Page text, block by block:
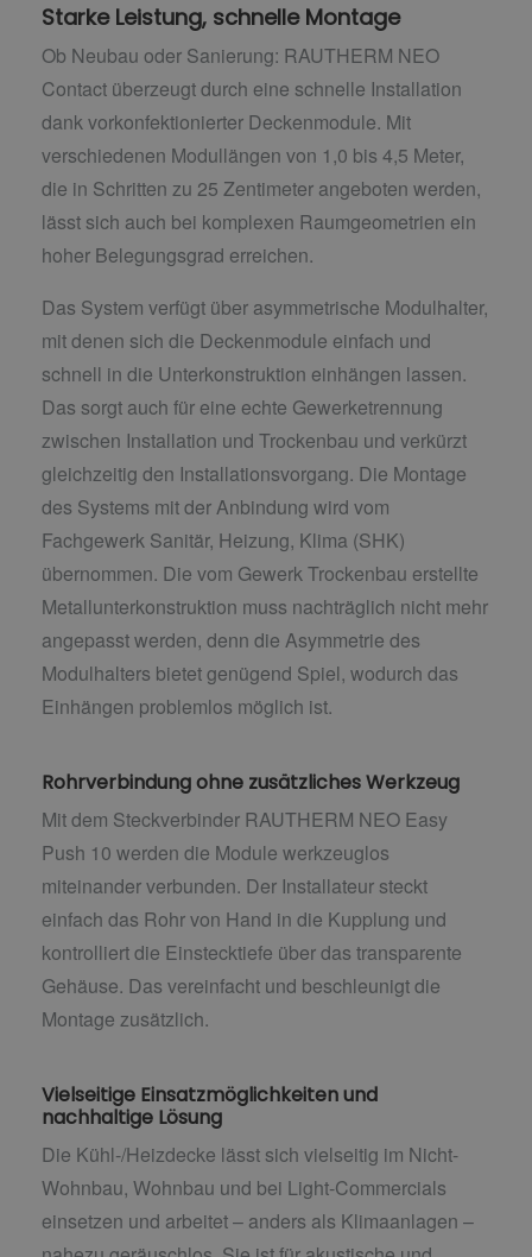
Starke Leistung, schnelle Montage
Ob Neubau oder Sanierung: RAUTHERM NEO
Contact überzeugt durch eine schnelle Installation
dank vorkonfektionierter Deckenmodule. Mit
verschiedenen Modullängen von 1,0 bis 4,5 Meter,
die in Schritten zu 25 Zentimeter angeboten werden,
lässt sich auch bei komplexen Raumgeometrien ein
hoher Belegungsgrad erreichen.
Das System verfügt über asymmetrische Modulhalter,
mit denen sich die Deckenmodule einfach und
schnell in die Unterkonstruktion einhängen lassen.
Das sorgt auch für eine echte Gewerketrennung
zwischen Installation und Trockenbau und verkürzt
gleichzeitig den Installationsvorgang. Die Montage
des Systems mit der Anbindung wird vom
Fachgewerk Sanitär, Heizung, Klima (SHK)
übernommen. Die vom Gewerk Trockenbau erstellte
Metallunterkonstruktion muss nachträglich nicht mehr
angepasst werden, denn die Asymmetrie des
Modulhalters bietet genügend Spiel, wodurch das
Einhängen problemlos möglich ist.
Rohrverbindung ohne zusätzliches Werkzeug
Mit dem Steckverbinder RAUTHERM NEO Easy
Push 10 werden die Module werkzeuglos
miteinander verbunden. Der Installateur steckt
einfach das Rohr von Hand in die Kupplung und
kontrolliert die Einstecktiefe über das transparente
Gehäuse. Das vereinfacht und beschleunigt die
Montage zusätzlich.
Vielseitige Einsatzmöglichkeiten und
nachhaltige Lösung
Die Kühl-/Heizdecke lässt sich vielseitig im Nicht-
Wohnbau, Wohnbau und bei Light-Commercials
einsetzen und arbeitet – anders als Klimaanlagen –